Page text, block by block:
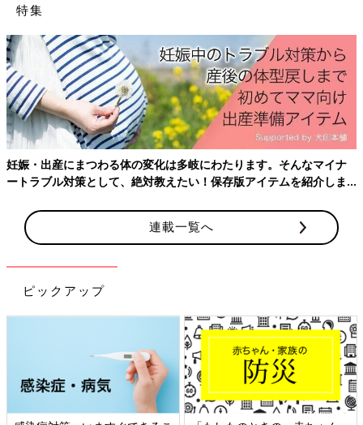
「ELEFANTTI」柄のイエローとブルーで登場。こちらもオンラ
120×120センチで、綿100％のガーゼ素材。
ガーゼ素材の特徴は何と言っても高い“通気性”と“吸湿性”。これ
からの季節、汗をかきやすい赤ちゃんにも安心して使えます。
授乳ケープやブランケットにも
思わず自分用に購入したというママもいるほど、この柔らかい肌
特集
妊娠・出産にまつわる体の変化は多岐にわたります。そんなマイナ
ートラブル対策として、絶対教えたい！保存版アイテムを紹介しま
連載一覧へ
ピックアップ